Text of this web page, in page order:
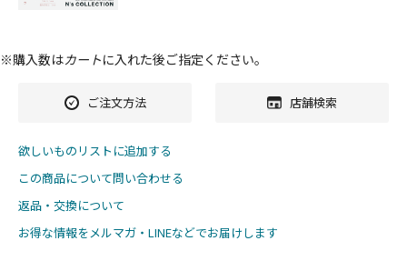
※購入数はカートに入れた後ご指定ください。
ご注文方法 店舗検索
欲しいものリストに追加する
この商品について問い合わせる
返品・交換について
お得な情報をメルマガ・LINEなどでお届けします